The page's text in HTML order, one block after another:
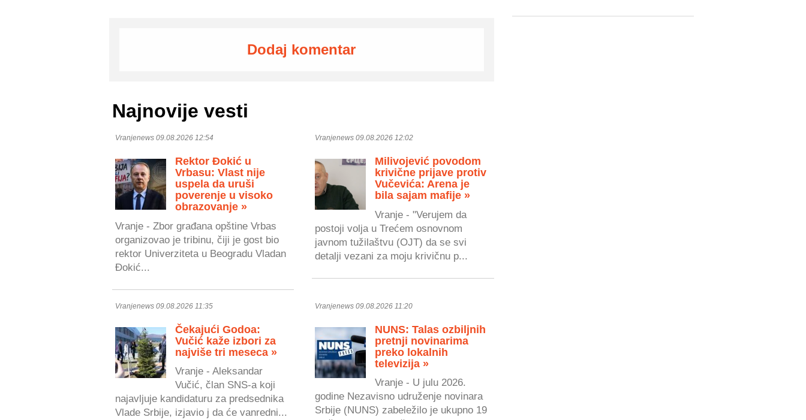
Dodaj komentar
Najnovije vesti
Vranjenews 09.08.2026 12:54
Rektor Đokić u
Vrbasu: Vlast nije
uspela da uruši
poverenje u visoko
obrazovanje »
Vranje - Zbor građana opštine Vrbas
organizovao je tribinu, čiji je gost bio
rektor Univerziteta u Beogradu Vladan
Đokić...
Vranjenews 09.08.2026 12:02
Milivojević povodom
krivične prijave protiv
Vučevića: Arena je
bila sajam mafije »
Vranje - "Verujem da
postoji volja u Trećem osnovnom
javnom tužilaštvu (OJT) da se svi
detalji vezani za moju krivičnu p...
Vranjenews 09.08.2026 11:35
Čekajući Godoa:
Vučić kaže izbori za
najviše tri meseca »
Vranje - Aleksandar
Vučić, član SNS-a koji
najavljuje kandidaturu za predsednika
Vlade Srbije, izjavio j da će vanredni...
Vranjenews 09.08.2026 11:20
NUNS: Talas ozbiljnih
pretnji novinarima
preko lokalnih
televizija »
Vranje - U julu 2026.
godine Nezavisno udruženje novinara
Srbije (NUNS) zabeležilo je ukupno 19